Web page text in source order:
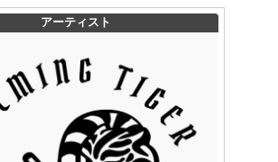
アーティスト